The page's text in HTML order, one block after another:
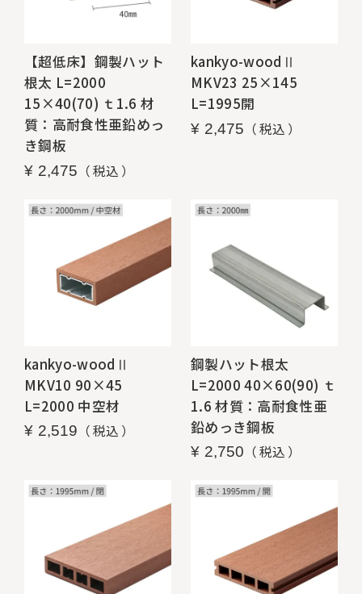
【超低床】鋼製ハット
根太 L=2000
15×40(70) ｔ1.6 材
質：高耐食性亜鉛めっ
き鋼板
¥ 2,475 税込
kankyo-woodⅡ
MKV23 25×145
L=1995開
¥ 2,475 税込
kankyo-woodⅡ
MKV10 90×45
L=2000 中空材
¥ 2,519 税込
鋼製ハット根太
L=2000 40×60(90) ｔ
1.6 材質：高耐食性亜
鉛めっき鋼板
¥ 2,750 税込